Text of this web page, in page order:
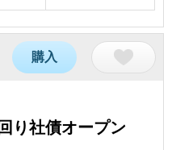
購入
り社債オープン